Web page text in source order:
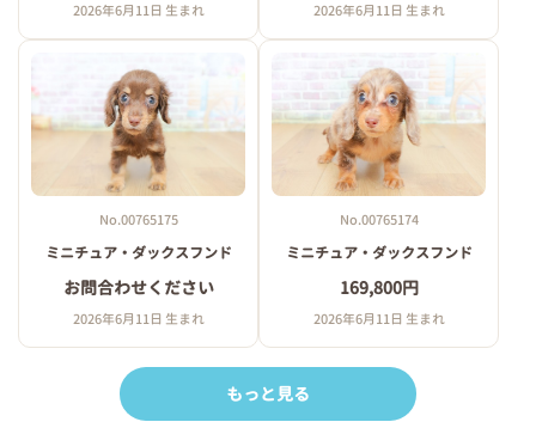
2026年6月11日 生まれ 2026年6月11日 生まれ
No.00765175
ミニチュア・ダックスフンド
お問合わせください
2026年6月11日 生まれ
No.00765174
ミニチュア・ダックスフンド
169,800円
2026年6月11日 生まれ
もっと見る